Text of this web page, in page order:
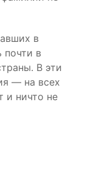
в
почти в
В эти
— на всех
и ничто не